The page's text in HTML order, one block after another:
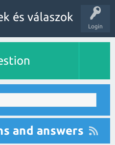
Login
és válaszok
and answers